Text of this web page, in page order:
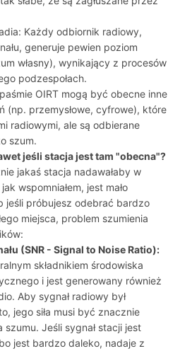
Każdy odbiornik radiowy,
generuje pewien poziom
własny), wynikający z procesów
podzespołach.
OIRT mogą być obecne inne
(np. przemysłowe, cyfrowe), które
radiowymi, ale są odbierane
szum.
jeśli stacja jest tam "obecna"?
jakaś stacja nadawałaby w
wspomniałem, jest mało
jeśli próbujesz odebrać bardzo
miejsca, problem szumienia
(SNR - Signal to Noise Ratio):
składnikiem środowiska
i jest generowany również
Aby sygnał radiowy był
jego siła musi być znacznie
szumu. Jeśli sygnał stacji jest
jest bardzo daleko, nadaje z